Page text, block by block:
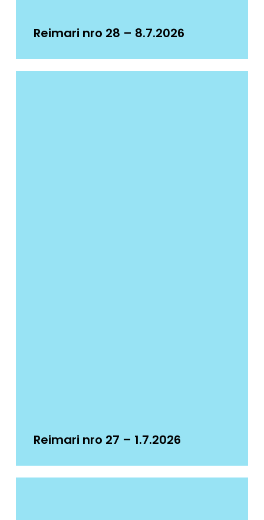
Reimari nro 28 – 8.7.2026
Reimari nro 27 – 1.7.2026